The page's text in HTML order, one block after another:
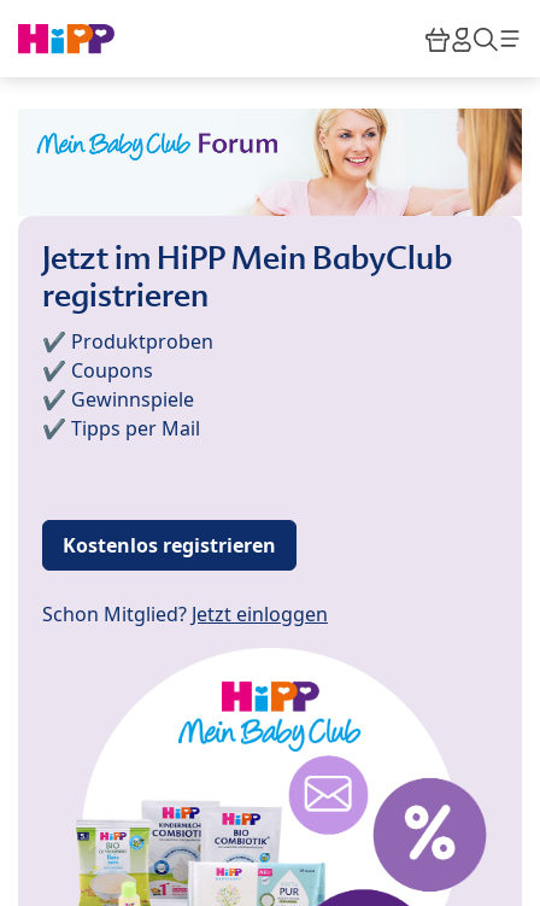
HiPP
Jetzt im HiPP Mein BabyClub
registrieren
✔️ Produktproben
✔️ Coupons
✔️ Gewinnspiele
✔️ Tipps per Mail
Kostenlos registrieren
Schon Mitglied? Jetzt einloggen